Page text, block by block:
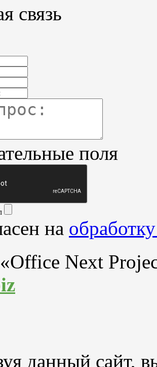
связь
поля
на
Next
данный сайт,